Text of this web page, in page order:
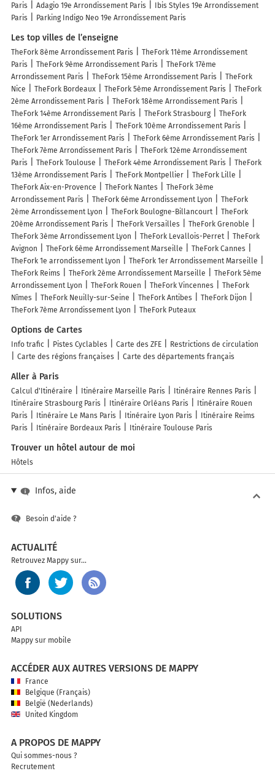
Paris
Adagio 19e Arrondissement Paris
Ibis Styles 19e Arrondissement
Paris
Parking Indigo Neo 19e Arrondissement Paris
Les top villes de l’enseigne
TheFork 8ème Arrondissement Paris
TheFork 11ème Arrondissement
Paris
TheFork 9ème Arrondissement Paris
TheFork 17ème
Arrondissement Paris
TheFork 15ème Arrondissement Paris
TheFork
Nice
TheFork Bordeaux TheFork 5ème Arrondissement Paris
TheFork
2ème Arrondissement Paris
TheFork 18ème Arrondissement Paris
TheFork 14ème Arrondissement Paris
TheFork Strasbourg
TheFork
16ème Arrondissement Paris
TheFork 10ème Arrondissement Paris
TheFork 1er Arrondissement Paris
TheFork 6ème Arrondissement Paris
TheFork 7ème Arrondissement Paris
TheFork 12ème Arrondissement
Paris
TheFork Toulouse TheFork 4ème Arrondissement Paris
TheFork
13ème Arrondissement Paris
TheFork Montpellier
TheFork Lille
TheFork Aix-en-Provence
TheFork Nantes
TheFork 3ème
Arrondissement Paris
TheFork 6ème Arrondissement Lyon
TheFork
2ème Arrondissement Lyon
TheFork Boulogne-Billancourt
TheFork
20ème Arrondissement Paris
TheFork Versailles
TheFork Grenoble
TheFork 3ème Arrondissement Lyon
TheFork Levallois-Perret
TheFork
Avignon
TheFork 6ème Arrondissement Marseille
TheFork Cannes
TheFork 1e arrondissement Lyon
TheFork 1er Arrondissement Marseille
TheFork Reims
TheFork 2ème Arrondissement Marseille
TheFork 5ème
Arrondissement Lyon
TheFork Rouen TheFork Vincennes
TheFork
Nîmes
TheFork Neuilly-sur-Seine TheFork Antibes
TheFork Dijon
TheFork 7ème Arrondissement Lyon
TheFork Puteaux
Options de Cartes
Info trafic Pistes Cyclables Carte des ZFE
Restrictions de circulation
Carte des régions françaises
Carte des départements français
Aller à Paris
Calcul d'Itinéraire Itinéraire Marseille Paris
Itinéraire Rennes Paris
Itinéraire Strasbourg Paris
Itinéraire Orléans Paris
Itinéraire Rouen
Paris
Itinéraire Le Mans Paris Itinéraire Lyon Paris
Itinéraire Reims
Paris
Itinéraire Bordeaux Paris Itinéraire Toulouse Paris
Trouver un hôtel autour de moi
Hôtels
Infos, aide
Besoin d'aide ?
ACTUALITÉ
Retrouvez Mappy sur...
SOLUTIONS
API
Mappy sur mobile
ACCÉDER AUX AUTRES VERSIONS DE MAPPY
France
Belgique (Français)
België (Nederlands)
United Kingdom
A PROPOS DE MAPPY
Qui sommes-nous ?
Recrutement